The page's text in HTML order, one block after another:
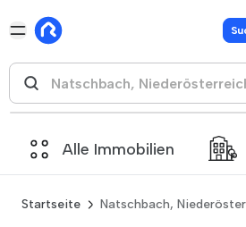
Alle Immobilien
Startseite Natschbach,